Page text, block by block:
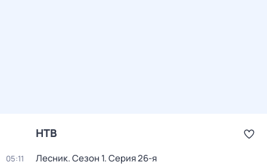
НТВ
05:11 Лесник. Сезон 1. Серия 26-я